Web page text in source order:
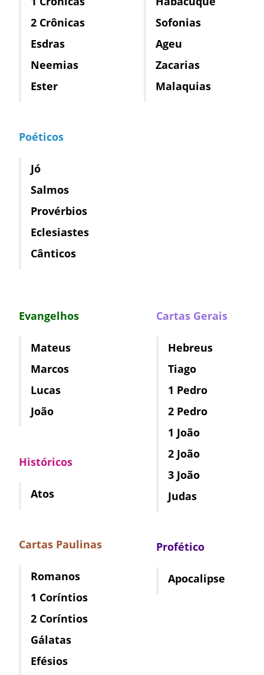
2 Crônicas
Esdras
Neemias
Ester
Poéticos
Jó
Salmos
Provérbios
Eclesiastes
Cânticos
Sofonias
Ageu
Zacarias
Malaquias
Evangelhos
Mateus
Marcos
Lucas
João
Históricos
Atos
Cartas Paulinas
Romanos
1 Coríntios
2 Coríntios
Gálatas
Efésios
Cartas Gerais
Hebreus
Tiago
1 Pedro
2 Pedro
1 João
2 João
3 João
Judas
Profético
Apocalipse